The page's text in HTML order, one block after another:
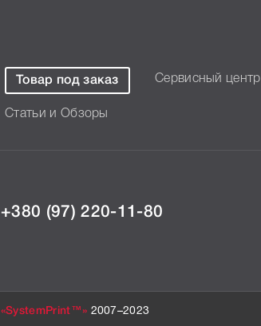
Товар под заказ Сервисный центр
Статьи и Обзоры
+380 (97) 220-11-80
«SystemPrint™» 2007–2023